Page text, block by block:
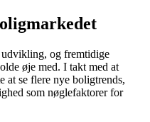
og fremtidige
øje med. I takt med at
se flere nye boligtrends,
som nøglefaktorer for